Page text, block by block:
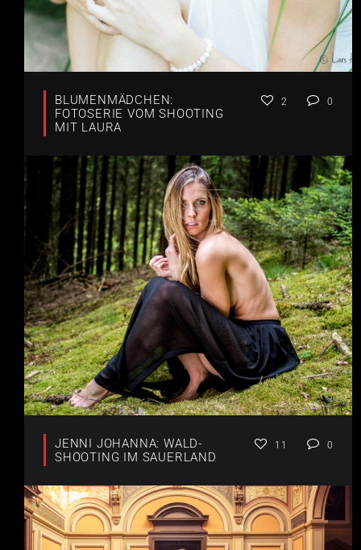
BLUMENMÄDCHEN:
FOTOSERIE VOM SHOOTING
MIT LAURA
2 0
JENNI JOHANNA: WALD-
SHOOTING IM SAUERLAND
11 0